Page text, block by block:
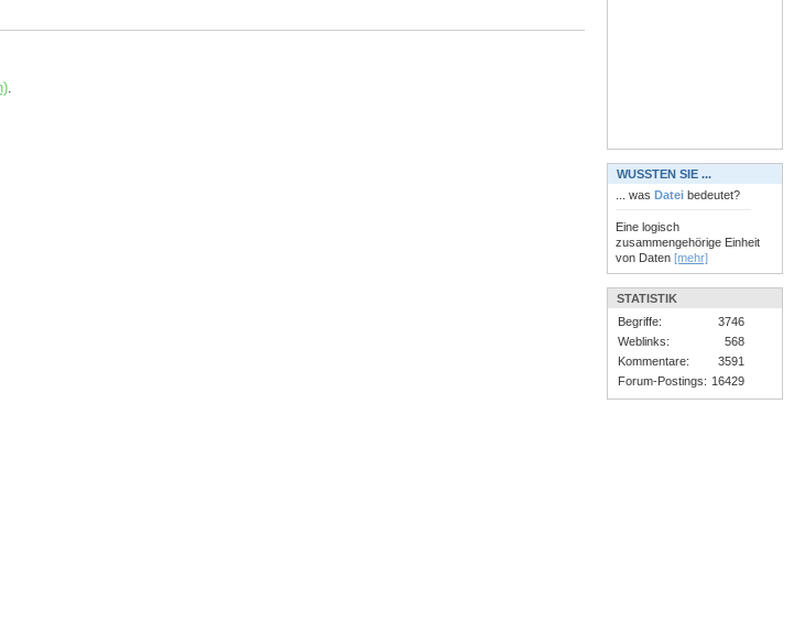
WUSSTEN SIE ...
... was Datei bedeutet?
Eine logisch
zusammengehörige Einheit
von Daten [mehr]
STATISTIK
Begriffe:
3746
Weblinks:
568
Kommentare:
3591
Forum-Postings: 16429